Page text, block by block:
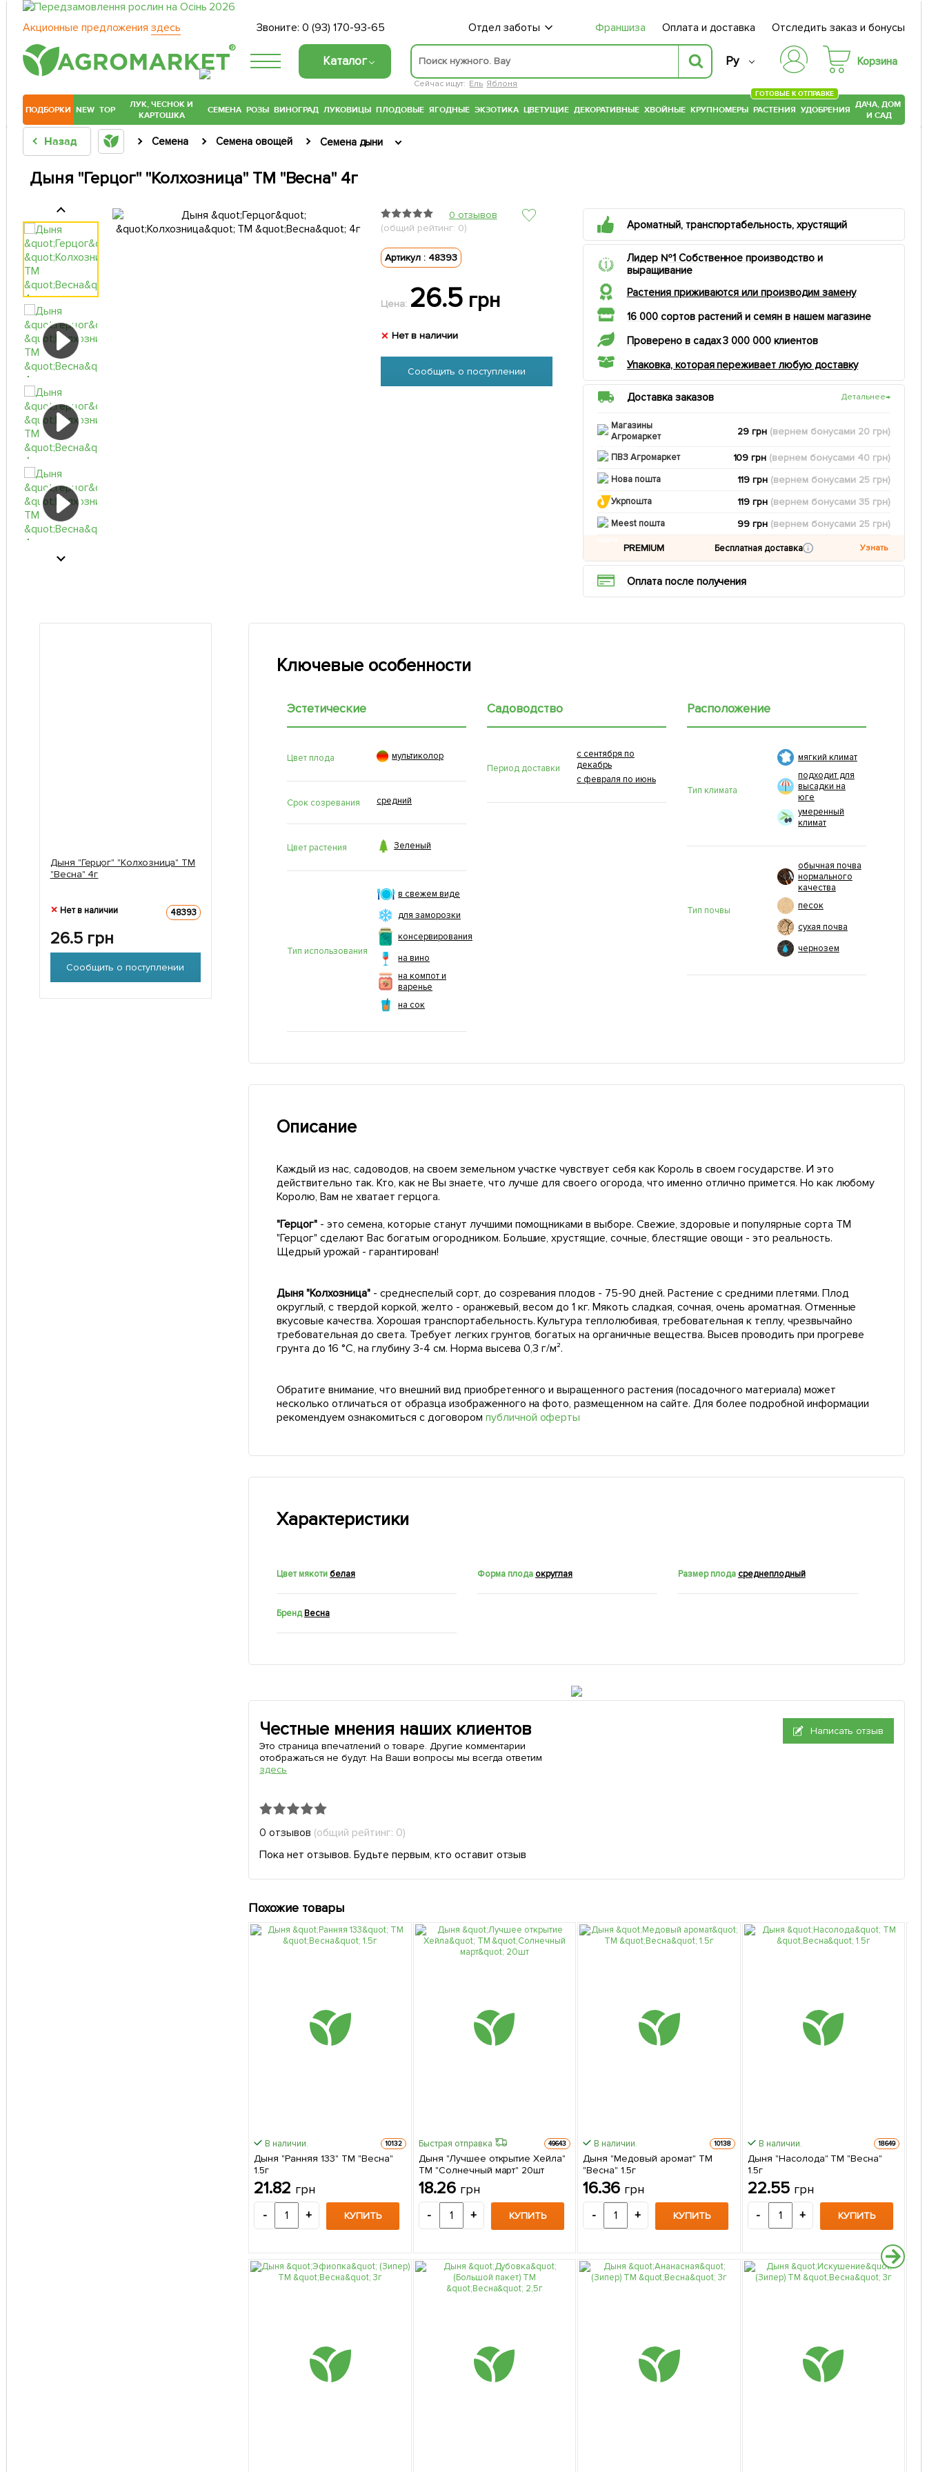
Акционные предложения здесь Звоните:0 (93) 170-93-65 Отдел заботы Франшиза Оплата и доставка Отследить заказ и бонусы
®
Каталог
Сейчас ищут: Ель Яблоня
Ру Корзина
ПОДБОРКИ NEW TOP
ЛУК, ЧЕСНОК И
КАРТОШКА
СЕМЕНА РОЗЫ ВИНОГРАД ЛУКОВИЦЫ ПЛОДОВЫЕ ЯГОДНЫЕ ЭКЗОТИКА ЦВЕТУЩИЕ ДЕКОРАТИВНЫЕ ХВОЙНЫЕ КРУПНОМЕРЫ РАСТЕНИЯ
ГОТОВЫЕ К ОТПРАВКЕ
УДОБРЕНИЯ ДАЧА, ДОМ
И САД
Назад Семена Семена овощей Семена дыни
Дыня "Герцог" "Колхозница" ТМ "Весна" 4г
0 отзывов
(общий рейтинг: 0)
Артикул : 48393
Цена: 26.5 грн
Нет в наличии
Сообщить о поступлении
Ароматный, транспортабельность, хрустящий
Лидер №1 Собственное производство и
выращивание
Растения приживаются или производим замену
16 000 сортов растений и семян в нашем магазине
Проверено в садах 3 000 000 клиентов
Упаковка, которая переживает любую доставку
Доставка заказов Детальнее→
Магазины
Агромаркет
29 грн (вернем бонусами 20 грн)
ПВЗ Агромаркет 109 грн (вернем бонусами 40 грн)
Нова пошта 119 грн (вернем бонусами 25 грн)
Укрпошта 119 грн (вернем бонусами35 грн)
Meest пошта 99 грн (вернем бонусами 25 грн)
PREMIUM Бесплатная доставка Узнать
Оплата после получения
Дыня "Герцог" "Колхозница" ТМ
"Весна" 4г
Нет в наличии 48393
26.5грн
Сообщить о поступлении
Ключевые особенности
Эстетические
Цвет плода  мультиколор
Срок созревания средний
Цвет растения  Зеленый
Тип использования
в свежем виде
для заморозки
консервирования
на вино
на компот и
варенье
на сок
Садоводство
Период доставки
с сентября по
декабрь
с февраля по июнь
Расположение
Тип климата
мягкий климат
подходит для
высадки на
юге
умеренный
климат
Тип почвы
обычная почва
нормального
качества
песок
сухая почва
чернозем
Описание
Каждый из нас, садоводов, на своем земельном участке чувствует себя как Король в своем государстве. И это
действительно так. Кто, как не Вы знаете, что лучше для своего огорода, что именно отлично примется. Но как любому
Королю, Вам не хватает герцога.
"Герцог" - это семена, которые станут лучшими помощниками в выборе. Свежие, здоровые и популярные сорта ТМ
"Герцог" сделают Вас богатым огородником. Большие, хрустящие, сочные, блестящие овощи - это реальность.
Щедрый урожай - гарантирован!
Дыня "Колхозница" - среднеспелый сорт, до созревания плодов - 75-90 дней. Растение с средними плетями. Плод
округлый, с твердой коркой, желто - оранжевый, весом до 1 кг. Мякоть сладкая, сочная, очень ароматная. Отменные
вкусовые качества. Хорошая транспортабельность. Культура теплолюбивая, требовательная к теплу, чрезвычайно
требовательная до света. Требует легких грунтов, богатых на органичные вещества. Высев проводить при прогреве
грунта до 16 °С, на глубину 3-4 см. Норма высева 0,3 г/м².
Обратите внимание, что внешний вид приобретенного и выращенного растения (посадочного материала) может
несколько отличаться от образца изображенного на фото, размещенном на сайте. Для более подробной информации
рекомендуем ознакомиться с договором публичной оферты
Характеристики
Цвет мякоти белая Форма плода округлая Размер плода среднеплодный
Бренд Весна
Честные мнения наших клиентов
Написать отзыв
Это страница впечатлений о товаре. Другие комментарии
отображаться не будут. На Ваши вопросы мы всегда ответим
здесь
0 отзывов (общий рейтинг: 0)
Пока нет отзывов. Будьте первым, кто оставит отзыв
Похожие товары
В наличии. 10132
Дыня "Ранняя 133" ТМ "Весна"
1.5г
21.82 грн
- + КУПИТЬ
Быстрая отправка 49643
Дыня "Лучшее открытие Хейла"
ТМ "Солнечный март" 20шт
18.26 грн
- + КУПИТЬ
В наличии. 10138
Дыня "Медовый аромат" ТМ
"Весна" 1.5г
16.36 грн
- + КУПИТЬ
В наличии. 18649
Дыня "Насолода" ТМ "Весна"
1.5г
22.55 грн
- + КУПИТЬ